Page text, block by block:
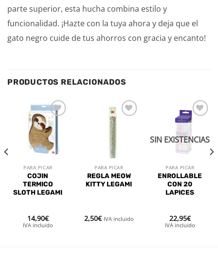
parte superior, esta hucha combina estilo y
funcionalidad. ¡Hazte con la tuya ahora y deja que el
gato negro cuide de tus ahorros con gracia y encanto!
PRODUCTOS RELACIONADOS
Añadir
a la
lista de
deseos
PARA PICAR
COJIN
TERMICO
SLOTH LEGAMI
14,90€
IVA incluido
PARA PICAR
REGLA MEOW
KITTY LEGAMI
2,50€ IVA incluido
Añadir
lista de
deseos
SIN EXISTENCIAS
PARA PICAR
ENROLLABLE
CON 20
LAPICES
22,95€
IVA incluido